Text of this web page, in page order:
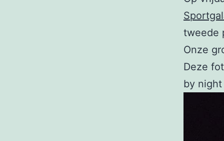
tweede
Onze
Deze
by night